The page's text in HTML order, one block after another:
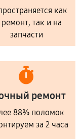
как
ремонт, так и на
запчасти
ремонт
88% поломок
за 2 часа